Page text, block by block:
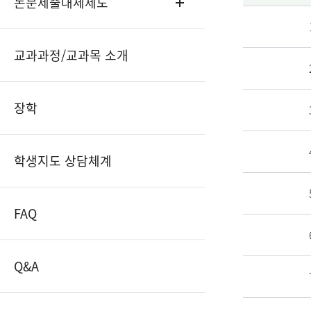
교과과정/교과목 소개
장학
학생지도 상담체계
FAQ
Q&A